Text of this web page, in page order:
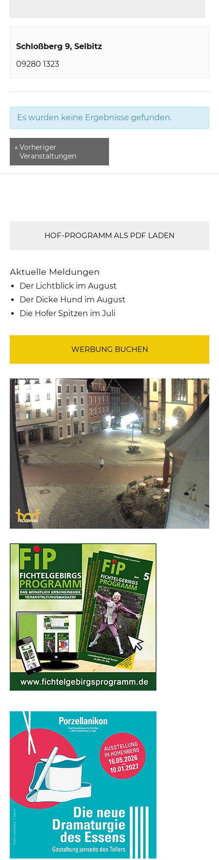
Schloßberg 9 Selbitz
09280 1323
Es wurden keine Ergebnisse gefunden.
« Vorheriger
Veranstaltungen
HOF-PROGRAMM ALS PDF LADEN
Aktuelle Meldungen
Der Lichtblick im August
Der Dicke Hund im August
Die Hofer Spitzen im Juli
WERBUNG BUCHEN